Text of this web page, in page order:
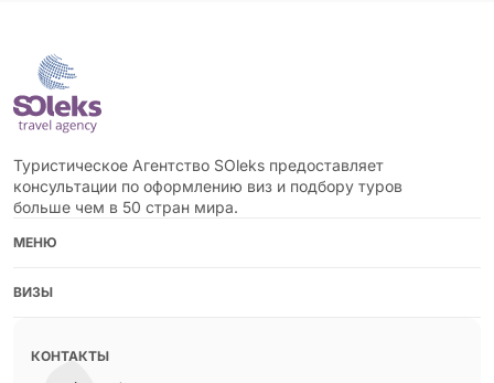
Туристическое Агентство SOleks предоставляет
консультации по оформлению виз и подбору туров
больше чем в 50 стран мира.
МЕНЮ
ВИЗЫ
КОНТАКТЫ